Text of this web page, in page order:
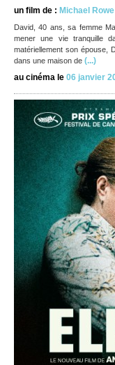
un film de : Michael Rowe
David, 40 ans, sa femme
mener une vie tranquille
matériellement son épouse,
dans une maison de (...)
au cinéma le 06 janvier